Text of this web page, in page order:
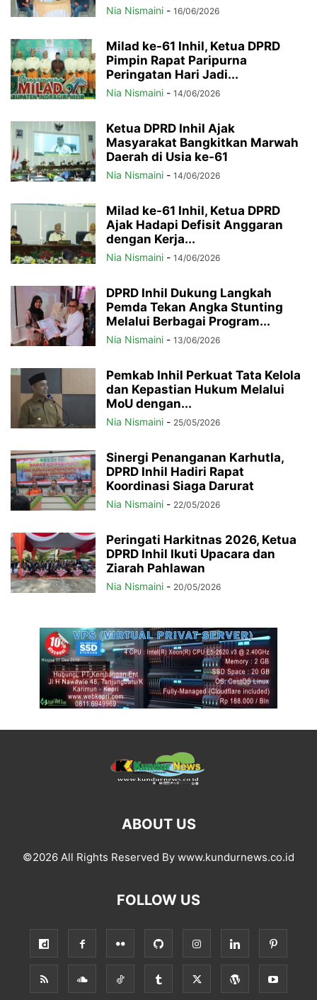
Nia Nismaini - 16/06/2026
Milad ke-61 Inhil, Ketua DPRD
Pimpin Rapat Paripurna
Peringatan Hari Jadi...
Nia Nismaini - 14/06/2026
Ketua DPRD Inhil Ajak
Masyarakat Bangkitkan Marwah
Daerah di Usia ke-61
Nia Nismaini - 14/06/2026
Milad ke-61 Inhil, Ketua DPRD
Ajak Hadapi Defisit Anggaran
dengan Kerja...
Nia Nismaini - 14/06/2026
DPRD Inhil Dukung Langkah
Pemda Tekan Angka Stunting
Melalui Berbagai Program...
Nia Nismaini - 13/06/2026
Pemkab Inhil Perkuat Tata Kelola
dan Kepastian Hukum Melalui
MoU dengan...
Nia Nismaini - 25/05/2026
Sinergi Penanganan Karhutla,
DPRD Inhil Hadiri Rapat
Koordinasi Siaga Darurat
Nia Nismaini - 22/05/2026
Peringati Harkitnas 2026, Ketua
DPRD Inhil Ikuti Upacara dan
Ziarah Pahlawan
Nia Nismaini - 20/05/2026
ABOUT US
©2026 All Rights Reserved By www.kundurnews.co.id
FOLLOW US